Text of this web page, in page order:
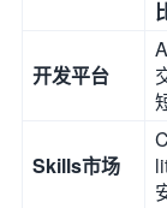
开发平台
Skills市场